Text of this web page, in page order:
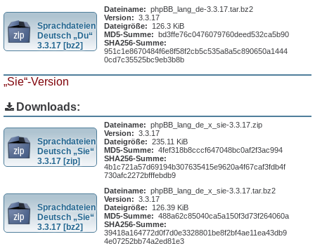
Sprachdateien
Deutsch „Du“
3.3.17 [bz2]
Dateiname: phpBB_lang_de-3.3.17.tar.bz2
Version: 3.3.17
Dateigröße:
126.3 KiB
MD5-Summe: bd3ffe76c0476079760deed532ca5b90
SHA256-Summe:
951c1e8670484f6e8f58f2cb5c535a8a5c890650a1444
0cd7c35525bc9eb3b8b
„Sie“-Version
Downloads:
Sprachdateien
Deutsch „Sie“
3.3.17 [zip]
Dateiname: phpBB_lang_de_x_sie-3.3.17.zip
Version: 3.3.17
Dateigröße: 235.11 KiB
MD5-Summe: 4fef318b8cccf647048bc0af2f3ac994
SHA256-Summe:
4b1c721a57d69194b307635415e9620a4f67caf3fdb4f
730afc2272bfffebdb9
Sprachdateien
Deutsch „Sie“
3.3.17 [bz2]
Dateiname: phpBB_lang_de_x_sie-3.3.17.tar.bz2
Version: 3.3.17
Dateigröße:
126.39 KiB
MD5-Summe: 488a62c85040ca5a150f3d73f264060a
SHA256-Summe:
39418a164772d0f7d0e3328801be8f2bf4ae11ea43db9
4e07252bb74a2ed81e3